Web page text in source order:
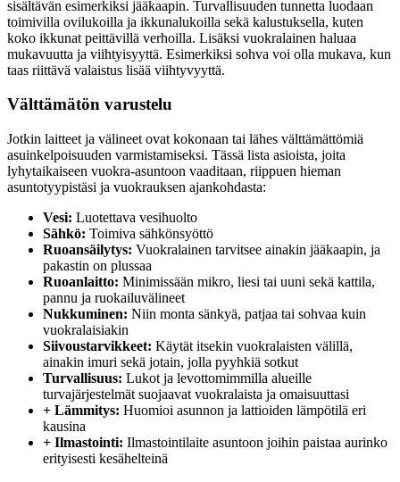
sisältävän esimerkiksi jääkaapin. Turvallisuuden tunnetta luodaan
toimivilla ovilukoilla ja ikkunalukoilla sekä kalustuksella, kuten
koko ikkunat peittävillä verhoilla. Lisäksi vuokralainen haluaa
mukavuutta ja viihtyisyyttä. Esimerkiksi sohva voi olla mukava, kun
taas riittävä valaistus lisää viihtyvyyttä.
Välttämätön varustelu
Jotkin laitteet ja välineet ovat kokonaan tai lähes välttämättömiä
asuinkelpoisuuden varmistamiseksi. Tässä lista asioista, joita
lyhytaikaiseen vuokra-asuntoon vaaditaan, riippuen hieman
asuntotyypistäsi ja vuokrauksen ajankohdasta:
Vesi: Luotettava vesihuolto
Sähkö: Toimiva sähkönsyöttö
Ruoansäilytys: Vuokralainen tarvitsee ainakin jääkaapin, ja
pakastin on plussaa
Ruoanlaitto: Minimissään mikro, liesi tai uuni sekä kattila,
pannu ja ruokailuvälineet
Nukkuminen: Niin monta sänkyä, patjaa tai sohvaa kuin
vuokralaisiakin
Siivoustarvikkeet: Käytät itsekin vuokralaisten välillä,
ainakin imuri sekä jotain, jolla pyyhkiä sotkut
Turvallisuus: Lukot ja levottomimmilla alueille
turvajärjestelmät suojaavat vuokralaista ja omaisuuttasi
+ Lämmitys: Huomioi asunnon ja lattioiden lämpötilä eri
kausina
+ Ilmastointi: Ilmastointilaite asuntoon joihin paistaa aurinko
erityisesti kesähelteinä